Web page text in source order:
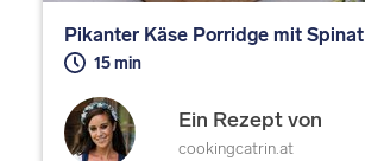
Pikanter Käse Porridge mit Spinat
15 min
Ein Rezept von
cookingcatrin.at